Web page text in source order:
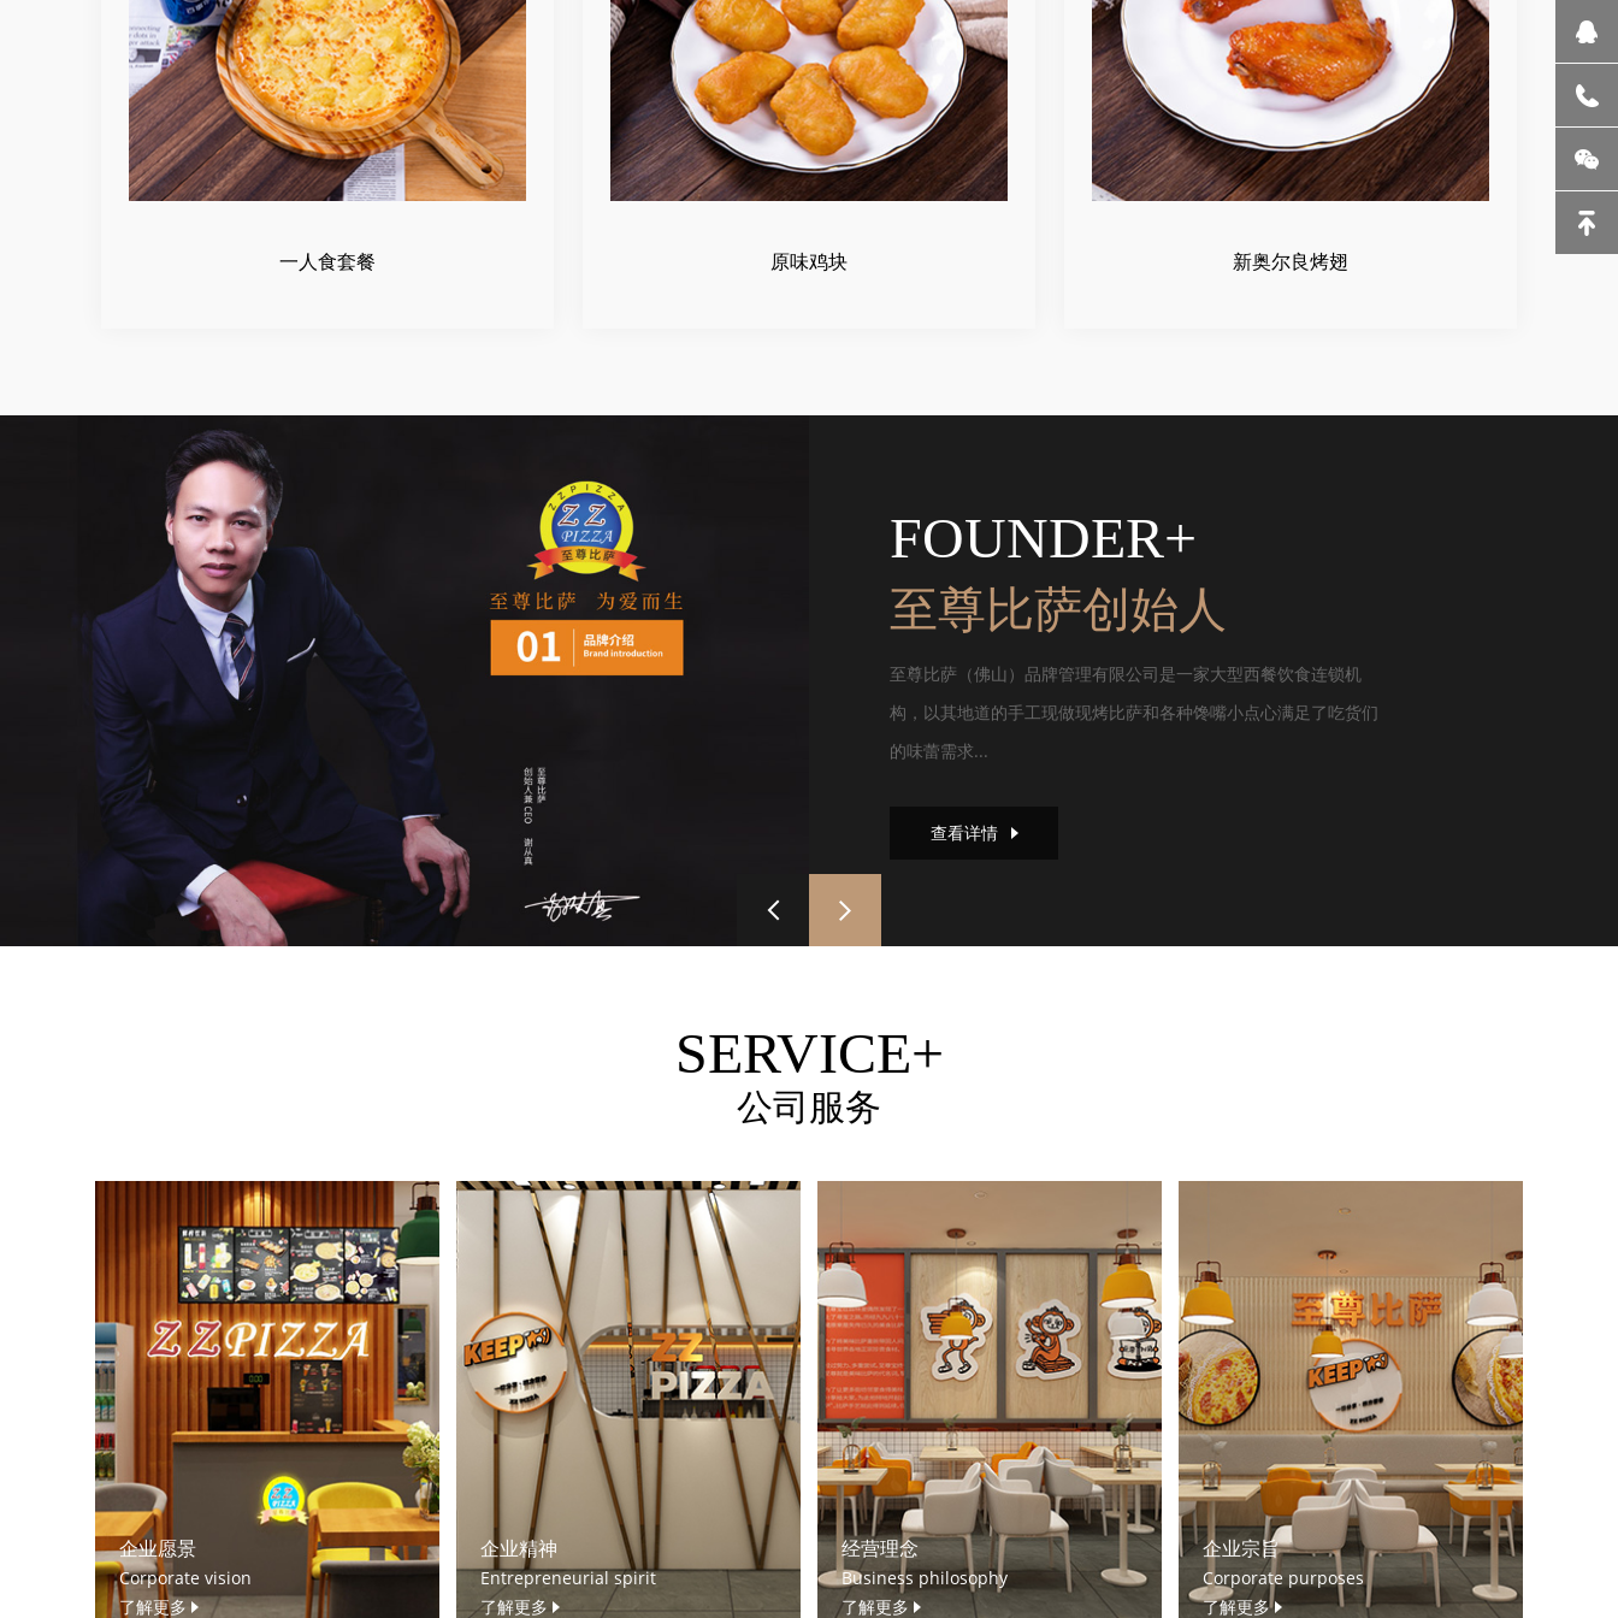
一人食套餐 原味鸡块 新奥尔良烤翅
FOUNDER+
至尊比萨创始人
至尊比萨（佛山）品牌管理有限公司是一家大型西餐饮食连锁机
构，以其地道的手工现做现烤比萨和各种馋嘴小点心满足了吃货们
的味蕾需求...
查看详情
SERVICE+
公司服务
企业愿景
Corporate vision
了解更多
企业精神
Entrepreneurial spirit
了解更多
经营理念
Business philosophy
了解更多
企业宗旨
Corporate purposes
了解更多